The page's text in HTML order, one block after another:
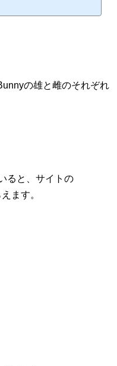
の雄と雌のそれぞれ
ると、サイトの
ます。